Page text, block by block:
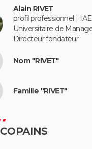
Alain RIVET
profil professionnel |
Universitaire de
Directeur fondateur
Nom "RIVET"
Famille "RIVET"